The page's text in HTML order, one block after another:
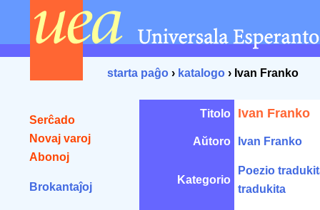
starta paĝo › katalogo › Ivan Franko
Serĉado
Novaj varoj
Abonoj
Brokantaĵoj
Titolo Ivan Franko
Aŭtoro Ivan Franko
Kategorio
Poezio
tradukita